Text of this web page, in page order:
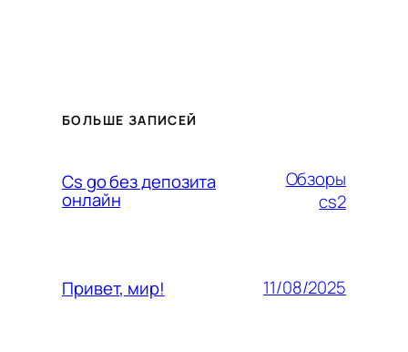
БОЛЬШЕ ЗАПИСЕЙ
Cs go без депозита
онлайн
Обзоры
cs2
Привет, мир! 11/08/2025